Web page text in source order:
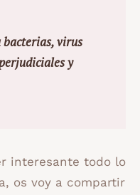
virus
y
interesante todo lo
os voy a compartir